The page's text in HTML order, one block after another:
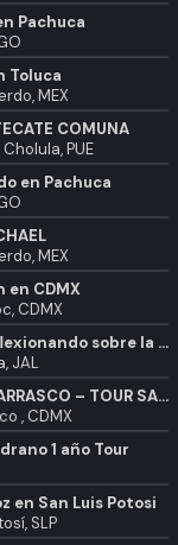
Pachuca
Toluca
MEX
COMUNA
PUE
en Pachuca
MEX
en CDMX
CDMX
Ankora: reflexionando sobre la prevención del suicidio
JAL
MANUEL CARRASCO – TOUR SALVAJE EN EL AUDITORIO NACIONAL
, CDMX
1 año Tour
en San Luis Potosi
SLP